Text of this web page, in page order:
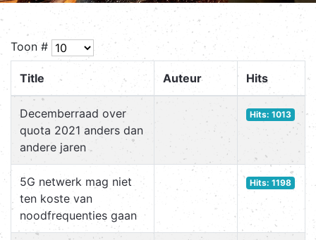
Toon #
Title Auteur Hits
Decemberraad over
quota 2021 anders dan
andere jaren
Hits: 1013
5G netwerk mag niet
ten koste van
noodfrequenties gaan
Hits: 1198